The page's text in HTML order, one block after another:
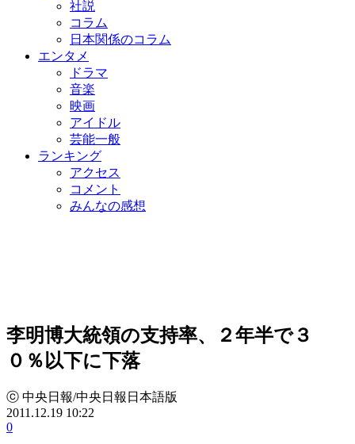
社説
コラム
日本関係のコラム
エンタメ
ドラマ
音楽
映画
アイドル
芸能一般
ランキング
アクセス
コメント
みんなの感想
李明博大統領の支持率、２年半で３
０％以下に下落
ⓒ 中央日報/中央日報日本語版
2011.12.19 10:22
0